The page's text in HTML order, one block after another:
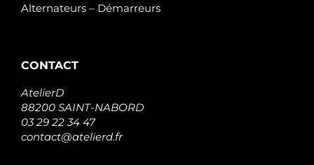
Alternateurs – Démarreurs
CONTACT
AtelierD
88200 SAINT-NABORD
03 29 22 34 47
contact@atelierd.fr